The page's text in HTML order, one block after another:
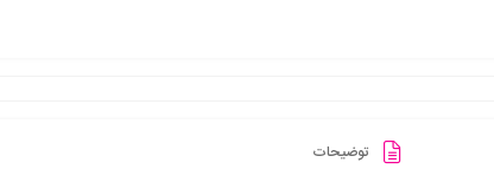
توضیحات